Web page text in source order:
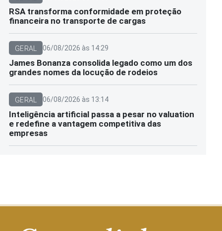
RSA transforma conformidade em proteção
financeira no transporte de cargas
GERAL 06/08/2026 às 14:29
James Bonanza consolida legado como um dos
grandes nomes da locução de rodeios
GERAL 06/08/2026 às 13:14
Inteligência artificial passa a pesar no valuation
e redefine a vantagem competitiva das
empresas